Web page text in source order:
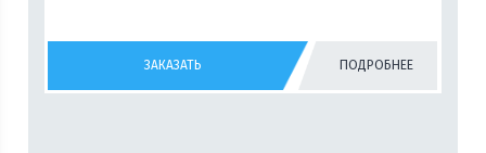
ЗАКАЗАТЬ ПОДРОБНЕЕ